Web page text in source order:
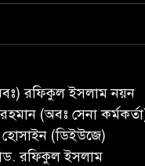
‎গৌরনদীতে যথাযোগ্য
পালিত হলো ‘০৫
গণঅভ্যুত্থান দিবস
রফিকুল ইসলাম নয়ন
(অবঃ সেনা
(ডিইউজে)
রফিকুল ইসলাম